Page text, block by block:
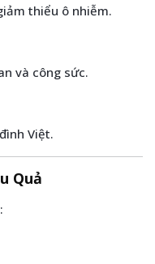
thiểu ô nhiễm.
và công sức.
Việt.
Quả